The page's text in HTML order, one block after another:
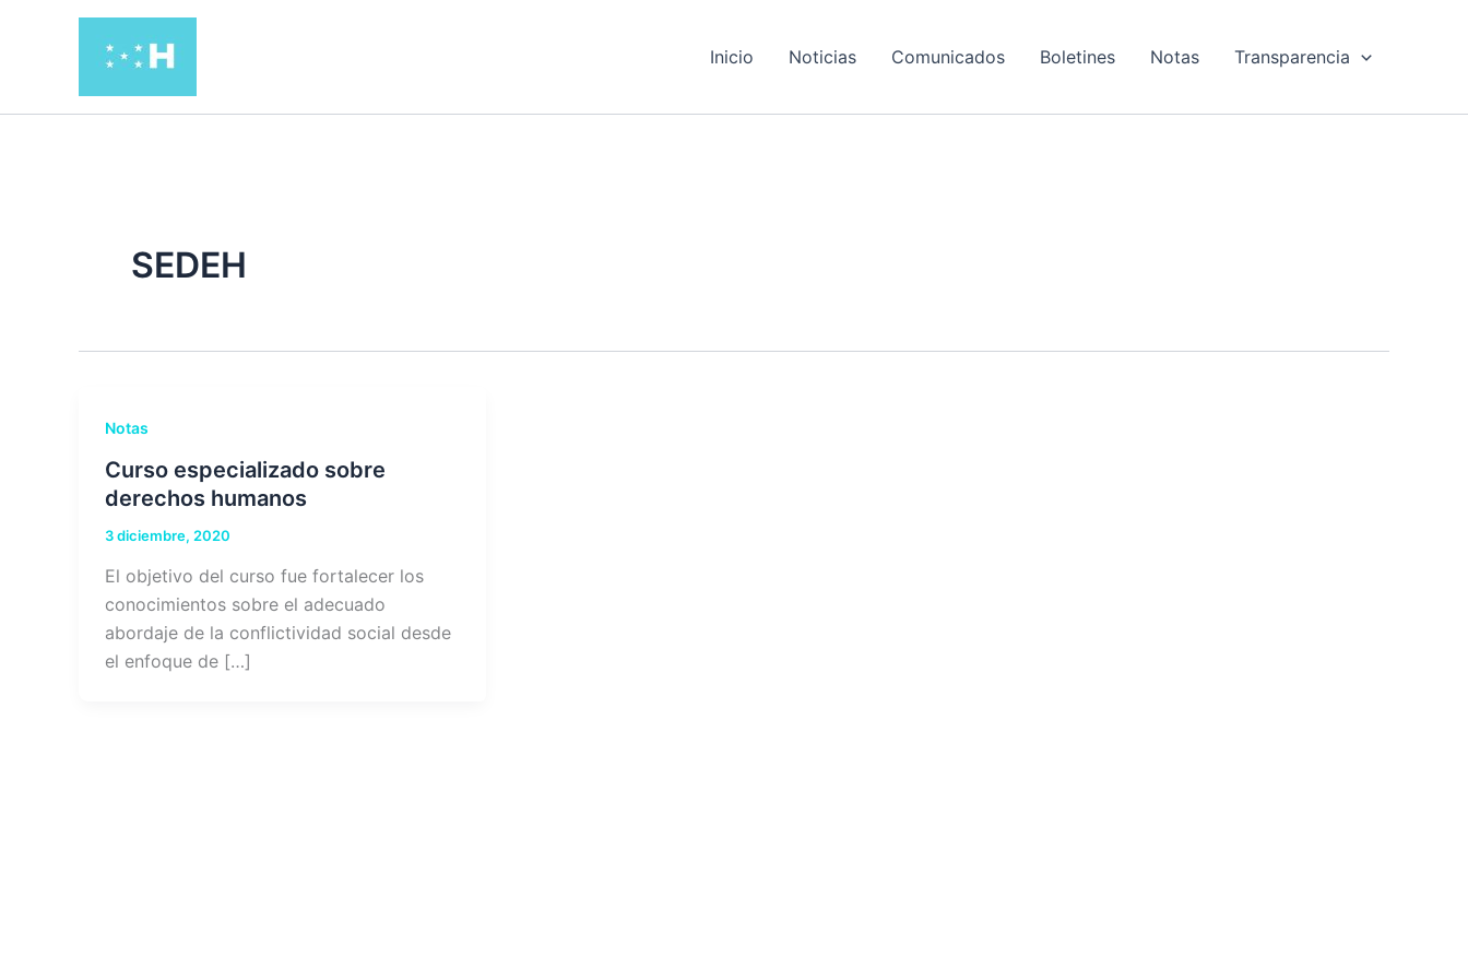
Inicio Noticias Comunicados Boletines Notas Transparencia
SEDEH
Notas
Curso especializado sobre
derechos humanos
3 diciembre, 2020
El objetivo del curso fue fortalecer los
conocimientos sobre el adecuado
abordaje de la conflictividad social desde
el enfoque de […]